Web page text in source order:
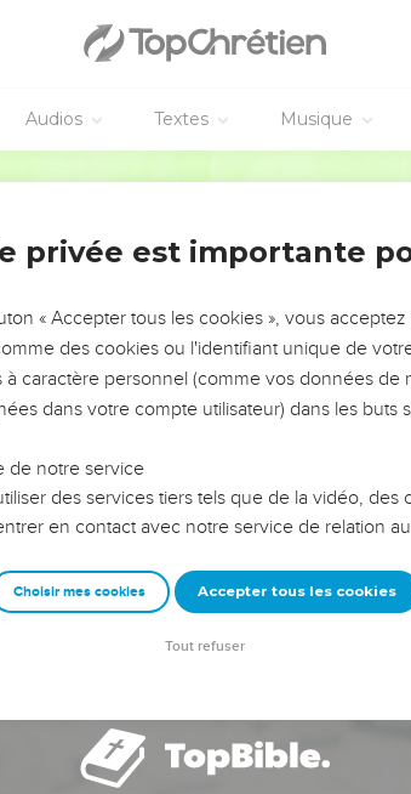
Audios Textes Musique
DE L’ANNÉE !
VOTRES ?
leur foi ou leur vision. Mais on voit
ont traversés, alors même que ce sont
reviennent sur les erreurs
plus de sagesse afin que leurs erreurs
une équipe, un groupe ou une famille,
privée est importante
« Accepter tous les cookies », vous
des cookies ou l'identifiant unique de
à caractère personnel (comme vos données de
dans votre compte utilisateur) dans les buts
de notre service
des services tiers tels que de la vidéo, des
en contact avec notre service de relation
Choisir mes cookies Accepter tous les cookies
Tout refuser